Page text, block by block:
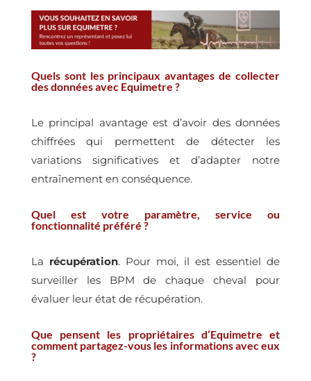
Quels sont les principaux avantages de collecter
des données avec Equimetre ?
Le principal avantage est d’avoir des données
chiffrées qui permettent de détecter les
variations significatives et d’adapter notre
entraînement en conséquence.
Quel est votre paramètre, service ou
fonctionnalité préféré ?
La récupération. Pour moi, il est essentiel de
surveiller les BPM de chaque cheval pour
évaluer leur état de récupération.
Que pensent les propriétaires d’Equimetre et
comment partagez-vous les informations avec eux
?